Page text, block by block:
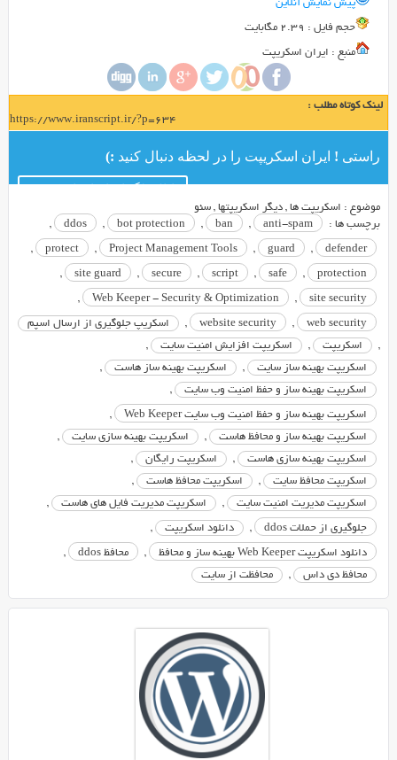
KeeperWeb
Keeper
اسکریپت
حرفه
ای
برای
محافظت
و
بهینه
سازی
سایت
و
هاست
شما
می
باشد.
توسط
این
اسکریپت
می
توانید
یک
پنل
امنیتی
سایت
پیش نمایش آنلاین
حجم فايل : 2.39 مگابایت
منبع : ایران اسکریپت
لینک کوتاه مطلب :
https://www.iranscript.ir/?p=634
راستی ! ایران اسکریپت را در لحظه دنبال کنید :)
موضوع : اسکریپت ها ,ديگر اسكريپتها ,سئو
برچسب ها :
anti-spam
,
ban
,
bot protection
,
ddos
,
defender
,
guard
,
Project Management Tools
,
protect
,
protection
,
safe
,
script
,
secure
,
site guard
,
site security
,
Web Keeper - Security & Optimization
,
web security
,
website security
,
اسکریپ جلوگیری از ارسال اسپم
,
اسکریپت , اسکریپت افزایش امنیت سایت
,
اسکریپت بهینه ساز سایت
, اسکریپت بهینه ساز هاست
,
اسکریپت بهینه ساز و حفظ امنیت وب سایت
,
اسکریپت بهینه ساز و حفظ امنیت وب سایت Web Keeper
,
اسکریپت بهینه ساز و محافظ هاست
, اسکریپت بهینه سازی سایت
,
اسکریپت بهینه سازی هاست
, اسکریپت رایگان
,
اسکریپت محافظ سایت
, اسکریپت محافظ هاست
,
اسکریپت مدیریت امنیت سایت
, اسکریپت مدیریت فایل های هاست ,
جلوگیری از حملات ddos , دانلود اسکریپت ,
دانلود اسکریپت Web Keeper بهینه ساز و محافظ , محافظ ddos
,
محافظ دی داس
, محافظت از سایت